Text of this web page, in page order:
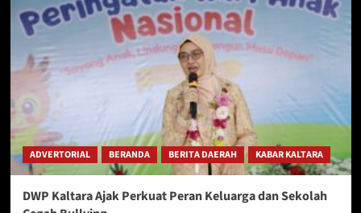
ADVERTORIAL BERANDA BERITA DAERAH KABAR KALTARA
DWP Kaltara Ajak Perkuat Peran Keluarga dan Sekolah